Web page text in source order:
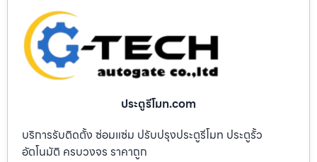
ประตูรีโมท.com
บริการรับติดตั้ง ซ่อมแซ่ม ปรับปรุงประตูรีโมท ประตูรั้ว
อัตโนมัติ ครบวงจร ราคาถูก